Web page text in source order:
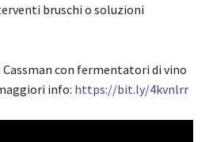
bruschi o soluzioni
Cassman con fermentatori di vino
info: https://bit.ly/4kvnlrr